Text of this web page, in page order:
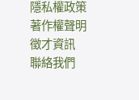
隱私權政策
著作權聲明
徵才資訊
聯絡我們